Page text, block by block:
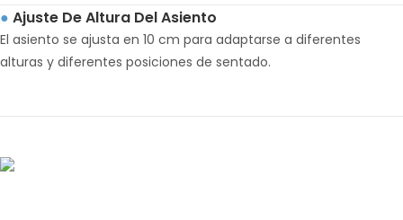
● Ajuste De Altura Del Asiento
El asiento se ajusta en 10 cm para adaptarse a diferentes
alturas y diferentes posiciones de sentado.